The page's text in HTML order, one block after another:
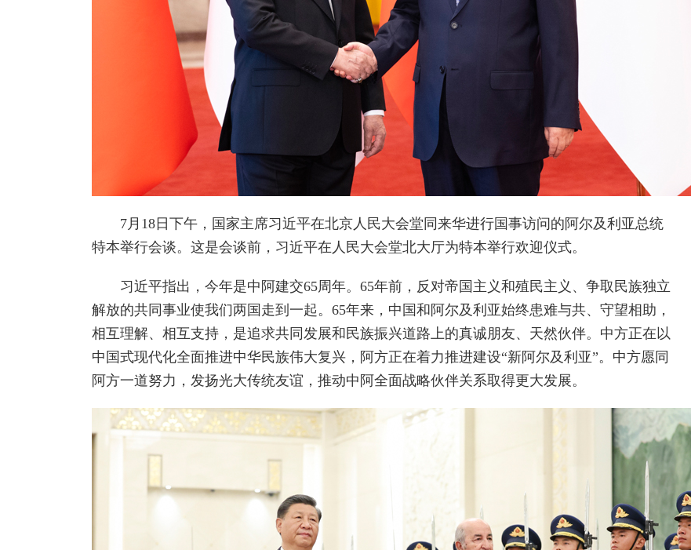
7月18日下午，国家主席习近平在北京人民大会堂同来华进行国事访问的阿尔及利亚总统
特本举行会谈。这是会谈前，习近平在人民大会堂北大厅为特本举行欢迎仪式。
习近平指出，今年是中阿建交65周年。65年前，反对帝国主义和殖民主义、争取民族独立
解放的共同事业使我们两国走到一起。65年来，中国和阿尔及利亚始终患难与共、守望相助，
相互理解、相互支持，是追求共同发展和民族振兴道路上的真诚朋友、天然伙伴。中方正在以
中国式现代化全面推进中华民族伟大复兴，阿方正在着力推进建设“新阿尔及利亚”。中方愿同
阿方一道努力，发扬光大传统友谊，推动中阿全面战略伙伴关系取得更大发展。